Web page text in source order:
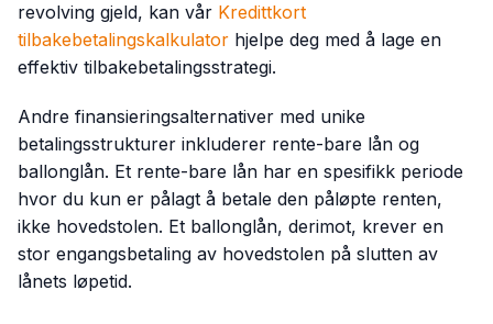
revolving gjeld, kan vår Kredittkort
tilbakebetalingskalkulator hjelpe deg med å lage en
effektiv tilbakebetalingsstrategi.
Andre finansieringsalternativer med unike
betalingsstrukturer inkluderer rente-bare lån og
ballonglån. Et rente-bare lån har en spesifikk periode
hvor du kun er pålagt å betale den påløpte renten,
ikke hovedstolen. Et ballonglån, derimot, krever en
stor engangsbetaling av hovedstolen på slutten av
lånets løpetid.